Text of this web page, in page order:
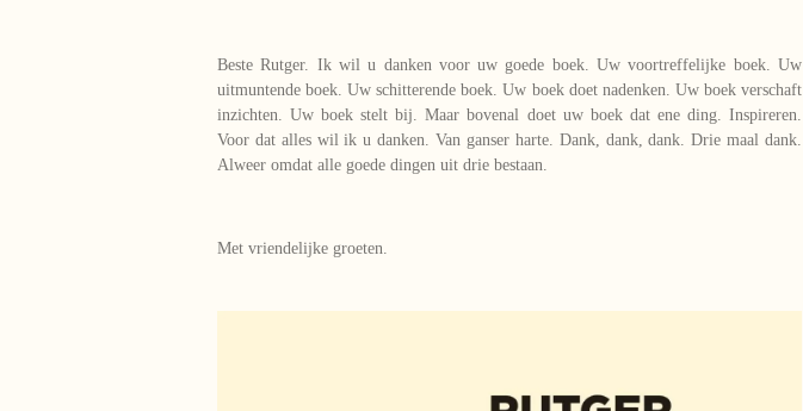
Beste Rutger. Ik wil u danken voor uw goede boek. Uw voortreffelijke boek. Uw
uitmuntende boek. Uw schitterende boek. Uw boek doet nadenken. Uw boek verschaft
inzichten. Uw boek stelt bij. Maar bovenal doet uw boek dat ene ding. Inspireren.
Voor dat alles wil ik u danken. Van ganser harte. Dank, dank, dank. Drie maal dank.
Alweer omdat alle goede dingen uit drie bestaan.
Met vriendelijke groeten.